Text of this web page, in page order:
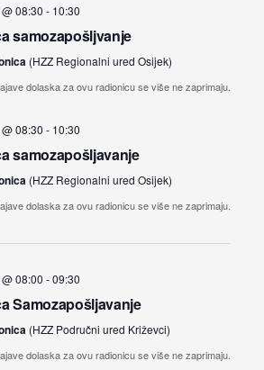
08:30 - 10:30
samozapošljvanje
(HZZ Regionalni ured Osijek)
dolaska za ovu radionicu se više ne zaprimaju.
08:30 - 10:30
samozapošljavanje
(HZZ Regionalni ured Osijek)
dolaska za ovu radionicu se više ne zaprimaju.
08:00 -09:30
Samozapošljavanje
(HZZ Područni ured Križevci)
dolaska za ovu radionicu se više ne zaprimaju.